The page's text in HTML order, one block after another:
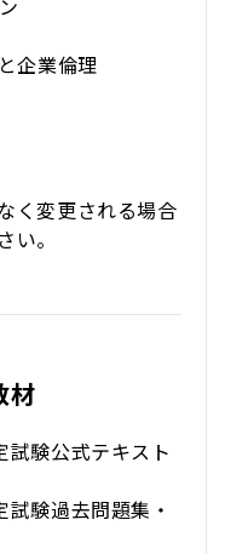
企業倫理
く変更される場合
。
材
試験公式テキスト
験過去問題集・